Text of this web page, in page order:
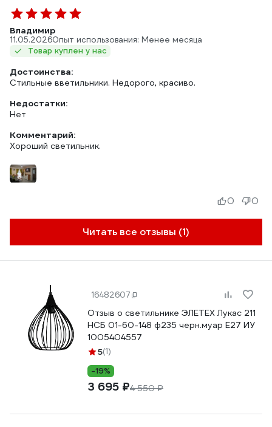
Владимир
11.05.2026Опыт использования: Менее месяца
Товар куплен у нас
Достоинства:
Стильные вветильники. Недорого, красиво.
Недостатки:
Нет
Комментарий:
Хороший светильник.
Читать все отзывы (1)
0 0
16482607
Отзыв о светильнике ЭЛЕТЕХ Лукас 211
НСБ 01-60-148 ф235 черн.муар Е27 ИУ
1005404557
5(1)
-19%
3 695 ₽4 550 ₽